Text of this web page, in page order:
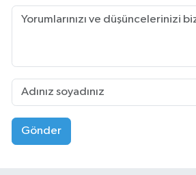
Gönder